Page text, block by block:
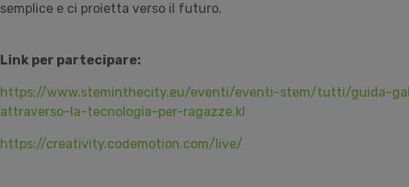
semplice e ci proietta verso il futuro.
Link per partecipare:
https://www.steminthecity.eu/eventi/eventi-stem/tutti/guida-
attraverso-la-tecnologia-per-ragazze.kl
https://creativity.codemotion.com/live/